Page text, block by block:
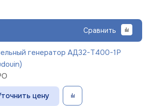
Сравнить
генератор АД32-Т400-1Р
цену